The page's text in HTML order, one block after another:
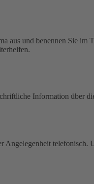
aus und benennen Sie im
Information über
Angelegenheit telefonisch.